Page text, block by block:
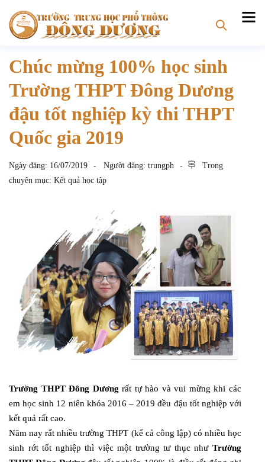
Chúc mừng 100% học sinh
Trường THPT Đông Dương
đậu tốt nghiệp kỳ thi THPT
Quốc gia 2019
Ngày đăng: 16/07/2019 Người đăng: trungph
Trong
chuyên mục: Kết quả học tập
Trường THPT Đông Dương rất tự hào và vui mừng khi các
em học sinh 12 niên khóa 2016 – 2019 đều đậu tốt nghiệp với
kết quả rất cao.
Năm nay rất nhiều trường THPT (kể cả công lập) có nhiều học
sinh rớt tốt nghiệp thì việc một trường tư thục như Trường